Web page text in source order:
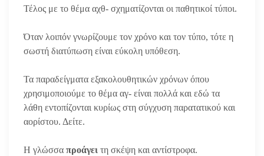
Τέλος με το θέμα αχθ- σχηματίζονται οι παθητικοί τύποι.
Όταν λοιπόν γνωρίζουμε τον χρόνο και τον τύπο, τότε η
σωστή διατύπωση είναι εύκολη υπόθεση.
Τα παραδείγματα εξακολουθητικών χρόνων όπου
χρησιμοποιούμε το θέμα αγ- είναι πολλά και εδώ τα
λάθη εντοπίζονται κυρίως στη σύγχυση παρατατικού και
αορίστου. Δείτε.
Η γλώσσα προάγει τη σκέψη και αντίστροφα.